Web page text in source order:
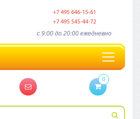
+7 495 646-15-61
+7 495 545-44-72
c 9:00 до 20:00 ежедневно
Toggle
navigation
0